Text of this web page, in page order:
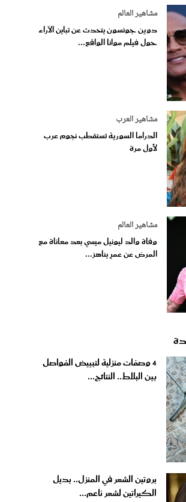
مشاهير العالم
دوين جونسون يتحدث عن تباين الآراء
حول فيلم موانا الواقع...
مشاهير العرب
الدراما السورية تستقطب نجوم عرب
لأول مرة
مشاهير العالم
وفاة والد ليونيل ميسي بعد معاناة مع
المرض عن عمرٍ يناهز...
4 وصفات منزلية لتبييض الفواصل
بين البلاط.. النتائج...
بروتين الشعر في المنزل.. بديل
الكيراتين لشعر ناعم...